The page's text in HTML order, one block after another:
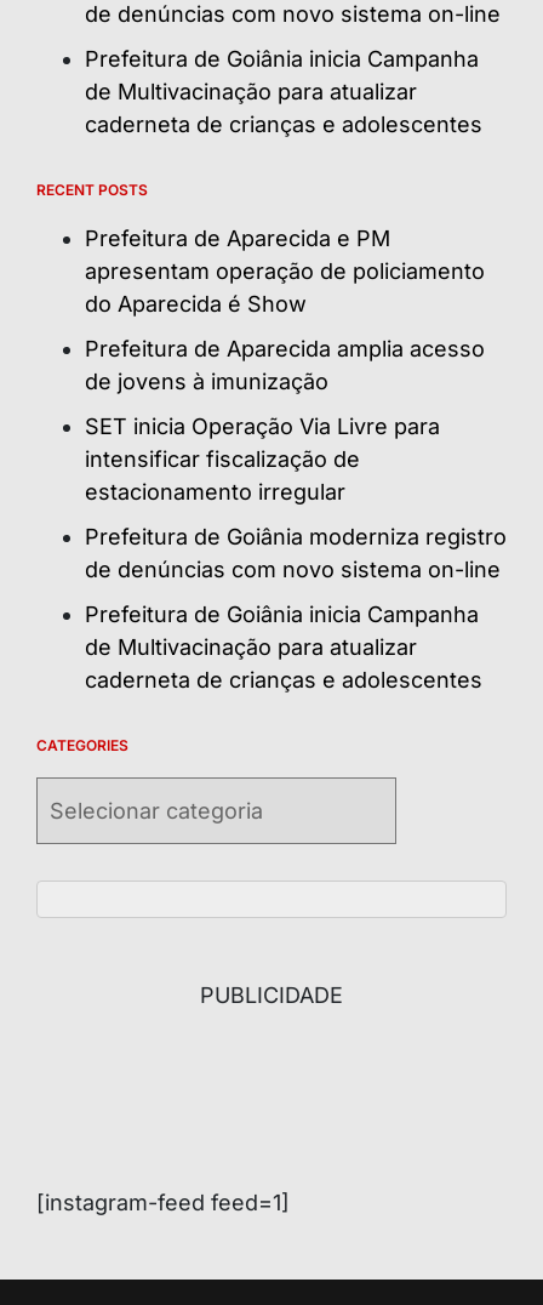
de denúncias com novo sistema on-line
Prefeitura de Goiânia inicia Campanha
de Multivacinação para atualizar
caderneta de crianças e adolescentes
RECENT POSTS
Prefeitura de Aparecida e PM
apresentam operação de policiamento
do Aparecida é Show
Prefeitura de Aparecida amplia acesso
de jovens à imunização
SET inicia Operação Via Livre para
intensificar fiscalização de
estacionamento irregular
Prefeitura de Goiânia moderniza registro
de denúncias com novo sistema on-line
Prefeitura de Goiânia inicia Campanha
de Multivacinação para atualizar
caderneta de crianças e adolescentes
CATEGORIES
PUBLICIDADE
[instagram-feed feed=1]